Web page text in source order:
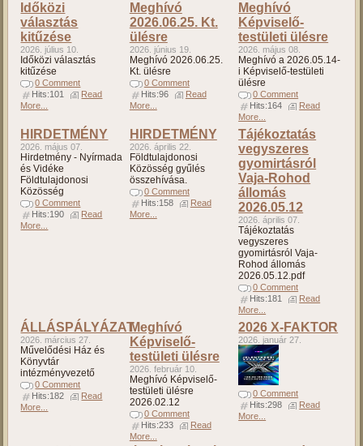
Időközi
választás
kitűzése
2026. július 10.
Időközi választás
kitűzése
0 Comment
Hits:101
Read
More...
Meghívó
2026.06.25. Kt.
ülésre
2026. június 19.
Meghívó 2026.06.25.
Kt. ülésre
0 Comment
Hits:96
Read
More...
Meghívó
Képviselő-
testületi ülésre
2026. május 08.
Meghívó a 2026.05.14-
i Képviselő-testületi
ülésre
0 Comment
Hits:164
Read
More...
HIRDETMÉNY
2026. május 07.
Hirdetmény - Nyírmada
és Vidéke
Földtulajdonosi
Közösség
0 Comment
Hits:190
Read
More...
HIRDETMÉNY
2026. április 22.
Földtulajdonosi
Közösség gyűlés
összehívása.
0 Comment
Hits:158
Read
More...
Tájékoztatás
vegyszeres
gyomirtásról
Vaja-Rohod
állomás
2026.05.12
2026. április 07.
Tájékoztatás
vegyszeres
gyomirtásról Vaja-
Rohod állomás
2026.05.12.pdf
0 Comment
Hits:181
Read
More...
ÁLLÁSPÁLYÁZAT
2026. március 27.
Művelődési Ház és
Könyvtár
intézményvezető
0 Comment
Hits:182
Read
More...
Meghívó
Képviselő-
testületi ülésre
2026. február 10.
Meghívó Képviselő-
testületi ülésre
2026.02.12
0 Comment
Hits:233
Read
More...
2026 X-FAKTOR
2026. január 27.
0 Comment
Hits:298
Read
More...